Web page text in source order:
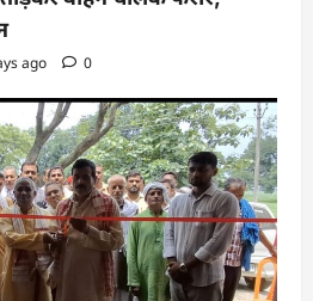
ago 0